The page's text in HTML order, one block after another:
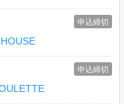
申込締切
申込締切